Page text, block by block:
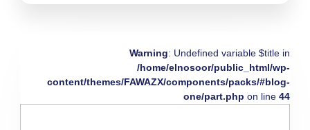
Warning: Undefined variable $title in
/home/elnosoor/public_html/wp-
content/themes/FAWAZX/components/packs/#blog-
one/part.php on line 44